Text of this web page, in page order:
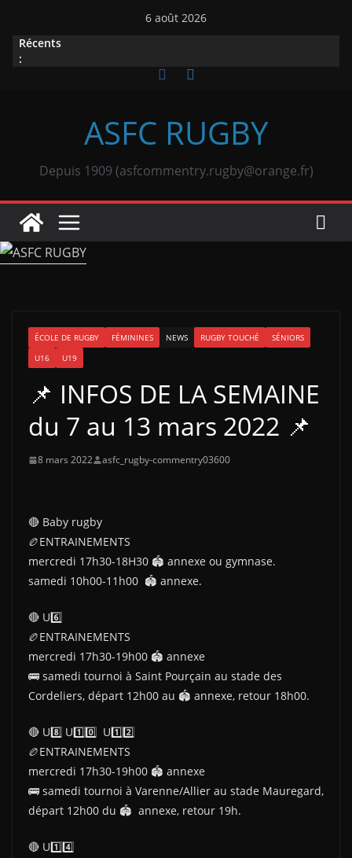
contenu
6 août 2026
Récents
:
ASFC RUGBY
Depuis 1909 (asfcommentry.rugby@orange.fr)
ÉCOLE DE RUGBY FÉMININES NEWS RUGBY TOUCHÉ
SÉNIORS
U16
U19
📌 INFOS DE LA SEMAINE
du 7 au 13 mars 2022 📌
8 mars 2022 asfc_rugby-commentry03600
🔴 Baby rugby
🏉ENTRAINEMENTS
mercredi 17h30-18H30 🏟 annexe ou gymnase.
samedi 10h00-11h00 🏟 annexe.
🔴 U6️⃣
🏉ENTRAINEMENTS
mercredi 17h30-19h00 🏟 annexe
🚌 samedi tournoi à Saint Pourçain au stade des
Cordeliers, départ 12h00 au 🏟 annexe, retour 18h00.
🔴 U8️⃣ U1️⃣0️⃣ U1️⃣2️⃣
🏉ENTRAINEMENTS
mercredi 17h30-19h00 🏟 annexe
🚌 samedi tournoi à Varenne/Allier au stade Mauregard,
départ 12h00 du 🏟 annexe, retour 19h.
🔴 U1️⃣4️⃣